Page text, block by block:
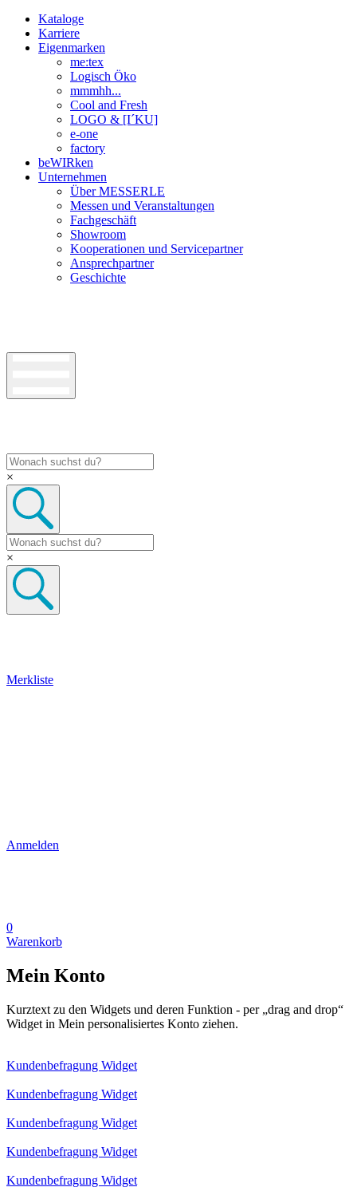
Kataloge
Karriere
Eigenmarken
me:tex
Logisch Öko
mmmhh...
Cool and Fresh
LOGO & [I´KU]
e-one
factory
beWIRken
Unternehmen
Über MESSERLE
Messen und Veranstaltungen
Fachgeschäft
Showroom
Kooperationen und Servicepartner
Ansprechpartner
Geschichte
×
×
Merkliste
Anmelden
0
Warenkorb
Mein Konto
Kurztext zu den Widgets und deren Funktion - per „drag and drop“
Widget in Mein personalisiertes Konto ziehen.
Kundenbefragung Widget
Kundenbefragung Widget
Kundenbefragung Widget
Kundenbefragung Widget
Kundenbefragung Widget